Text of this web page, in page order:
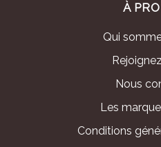
À
Qui
Nous
Les
Conditions